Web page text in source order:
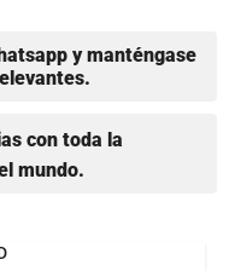
y manténgase
con toda la
mundo.